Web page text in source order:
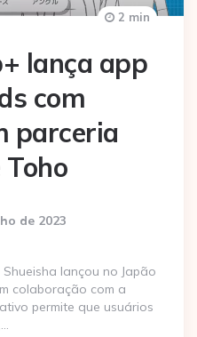
lança app
com
parceria
de 2023
2 min
lançou no Japão
colaboração com a
permite que usuários